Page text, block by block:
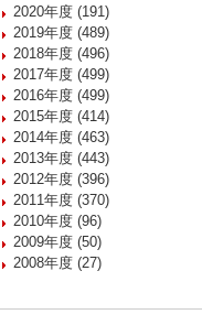
2020年度 (191)
2019年度 (489)
2018年度 (496)
2017年度 (499)
2016年度 (499)
2015年度 (414)
2014年度 (463)
2013年度 (443)
2012年度 (396)
2011年度 (370)
2010年度 (96)
2009年度 (50)
2008年度 (27)